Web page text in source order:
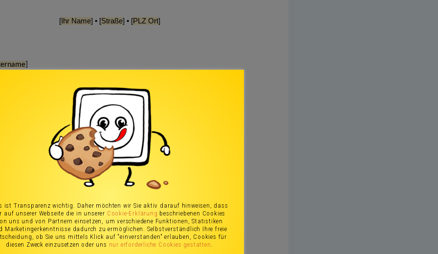
ist Transparenz wichtig. Daher möchten wir Sie aktiv darauf hinweisen, dass
auf unserer Webseite die in unserer Cookie-Erklärung beschriebenen Cookies
uns und von Partnern einsetzen, um verschiedene Funktionen, Statistiken
Marketingerkenntnisse dadurch zu ermöglichen. Selbstverständlich Ihre freie
ob Sie uns mittels Klick auf "einverstanden" erlauben, Cookies für
diesen Zweck einzusetzen oder uns nur erforderliche Cookies gestatten .